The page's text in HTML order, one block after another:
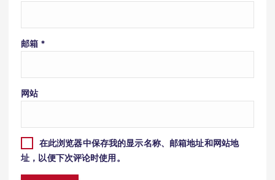
邮箱 *
网站
在此浏览器中保存我的显示名称、邮箱地址和网站地
址，以便下次评论时使用。